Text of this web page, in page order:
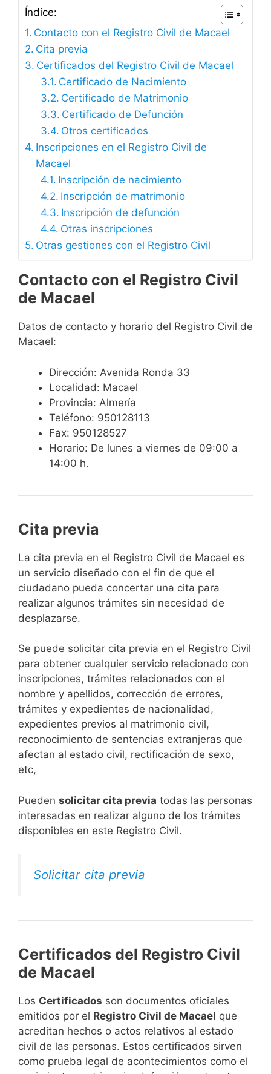
Índice:
Contacto con el Registro Civil de Macael
Cita previa
Certificados del Registro Civil de Macael
Certificado de Nacimiento
Certificado de Matrimonio
Certificado de Defunción
Otros certificados
Inscripciones en el Registro Civil de
Macael
Inscripción de nacimiento
Inscripción de matrimonio
Inscripción de defunción
Otras inscripciones
Otras gestiones con el Registro Civil
Contacto con el Registro Civil
de Macael
Datos de contacto y horario del Registro Civil de
Macael:
Dirección: Avenida Ronda 33
Localidad: Macael
Provincia: Almería
Teléfono: 950128113
Fax: 950128527
Horario: De lunes a viernes de 09:00 a
14:00 h.
Cita previa
​​​​​​​​​​​​​​​​​​​​​​​​​​​​La cita previa en el Registro Civil de Macael es
un servicio diseñado con el fin de que el
ciudadano pueda concertar una cita para
realizar algunos trámites sin necesidad de
desplazarse.​
Se puede solicitar cita previa en el Registro Civil
para obtener cualquier servicio relacionado con
inscripciones, trámites relacionados con el
nombre y apellidos, corrección de errores,
trámites y expedientes de nacionalidad,
expedientes previos al matrimonio civil,
reconocimiento de sentencias extranjeras que
afectan al estado civil, rectificación de sexo,
etc,
​Pueden solicitar cita previa todas las personas
interesadas en realizar alguno de los trámites
disponibles en este Registro Civil.​
Solicitar cita previa
Certificados del Registro Civil
de Macael
Los Certificados son documentos oficiales
emitidos por el Registro Civil de Macael que
acreditan hechos o actos relativos al estado
civil de las personas. Estos certificados sirven
como prueba legal de acontecimientos como el